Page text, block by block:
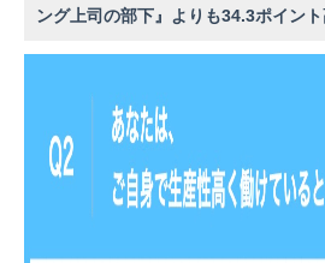
ング上司の部下』よりも34.3ポイン